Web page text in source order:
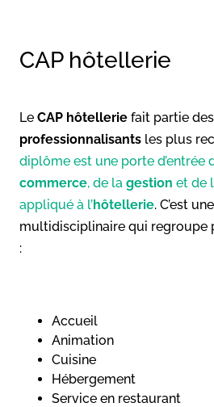
CAP hôtellerie
Le CAP hôtellerie fait partie des
professionnalisants les plus
diplôme est une porte d’entrée
commerce, de la gestion et de
appliqué à l’hôtellerie. C’est
multidisciplinaire qui regroupe
:
Accueil
Animation
Cuisine
Hébergement
Service en restaurant